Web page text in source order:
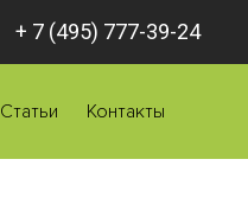
+ 7 (495) 777-39-24
Статьи Контакты